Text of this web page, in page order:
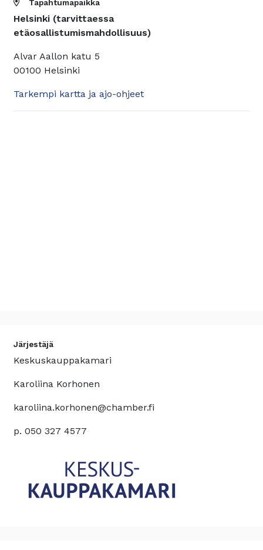
Tapahtumapaikka
Helsinki (tarvittaessa
etäosallistumismahdollisuus)
Alvar Aallon katu 5
00100 Helsinki
Tarkempi kartta ja ajo-ohjeet
Järjestäjä
Keskuskauppakamari
Karoliina Korhonen
karoliina.korhonen@chamber.fi
p. 050 327 4577